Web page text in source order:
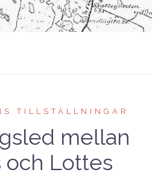
TILLSTÄLLNINGAR
mellan
och Lottes